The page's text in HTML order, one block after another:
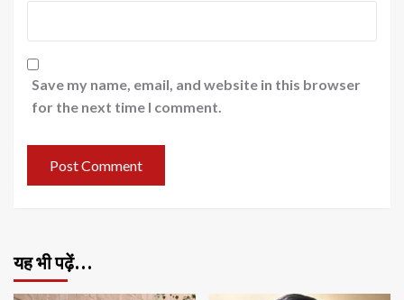
Save my name, email, and website in this browser
for the next time I comment.
यह भी पढ़ें…